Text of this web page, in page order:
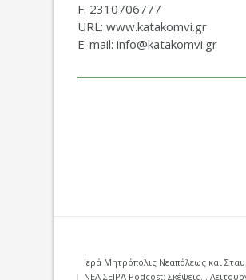
F. 2310706777
URL: www.katakomvi.gr
E-mail: info@katakomvi.gr
Ιερά Μητρόπολις Νεαπόλεως και
ΝΕΑ ΣΕΙΡΑ Podcost: Σκέψεις…